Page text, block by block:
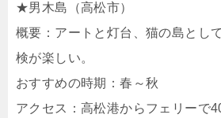
★男木島（高松市）
概要：アートと灯台、猫の島とし
検が楽しい。
おすすめの時期：春～秋
アクセス：高松港からフェリーで